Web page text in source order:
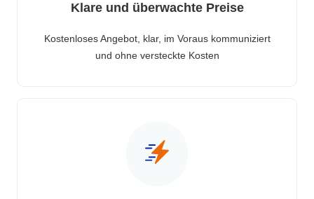
Klare und überwachte Preise
Kostenloses Angebot, klar, im Voraus kommuniziert
und ohne versteckte Kosten